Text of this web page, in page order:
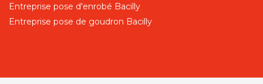
Entreprise pose d'enrobé Bacilly
Entreprise pose de goudron Bacilly